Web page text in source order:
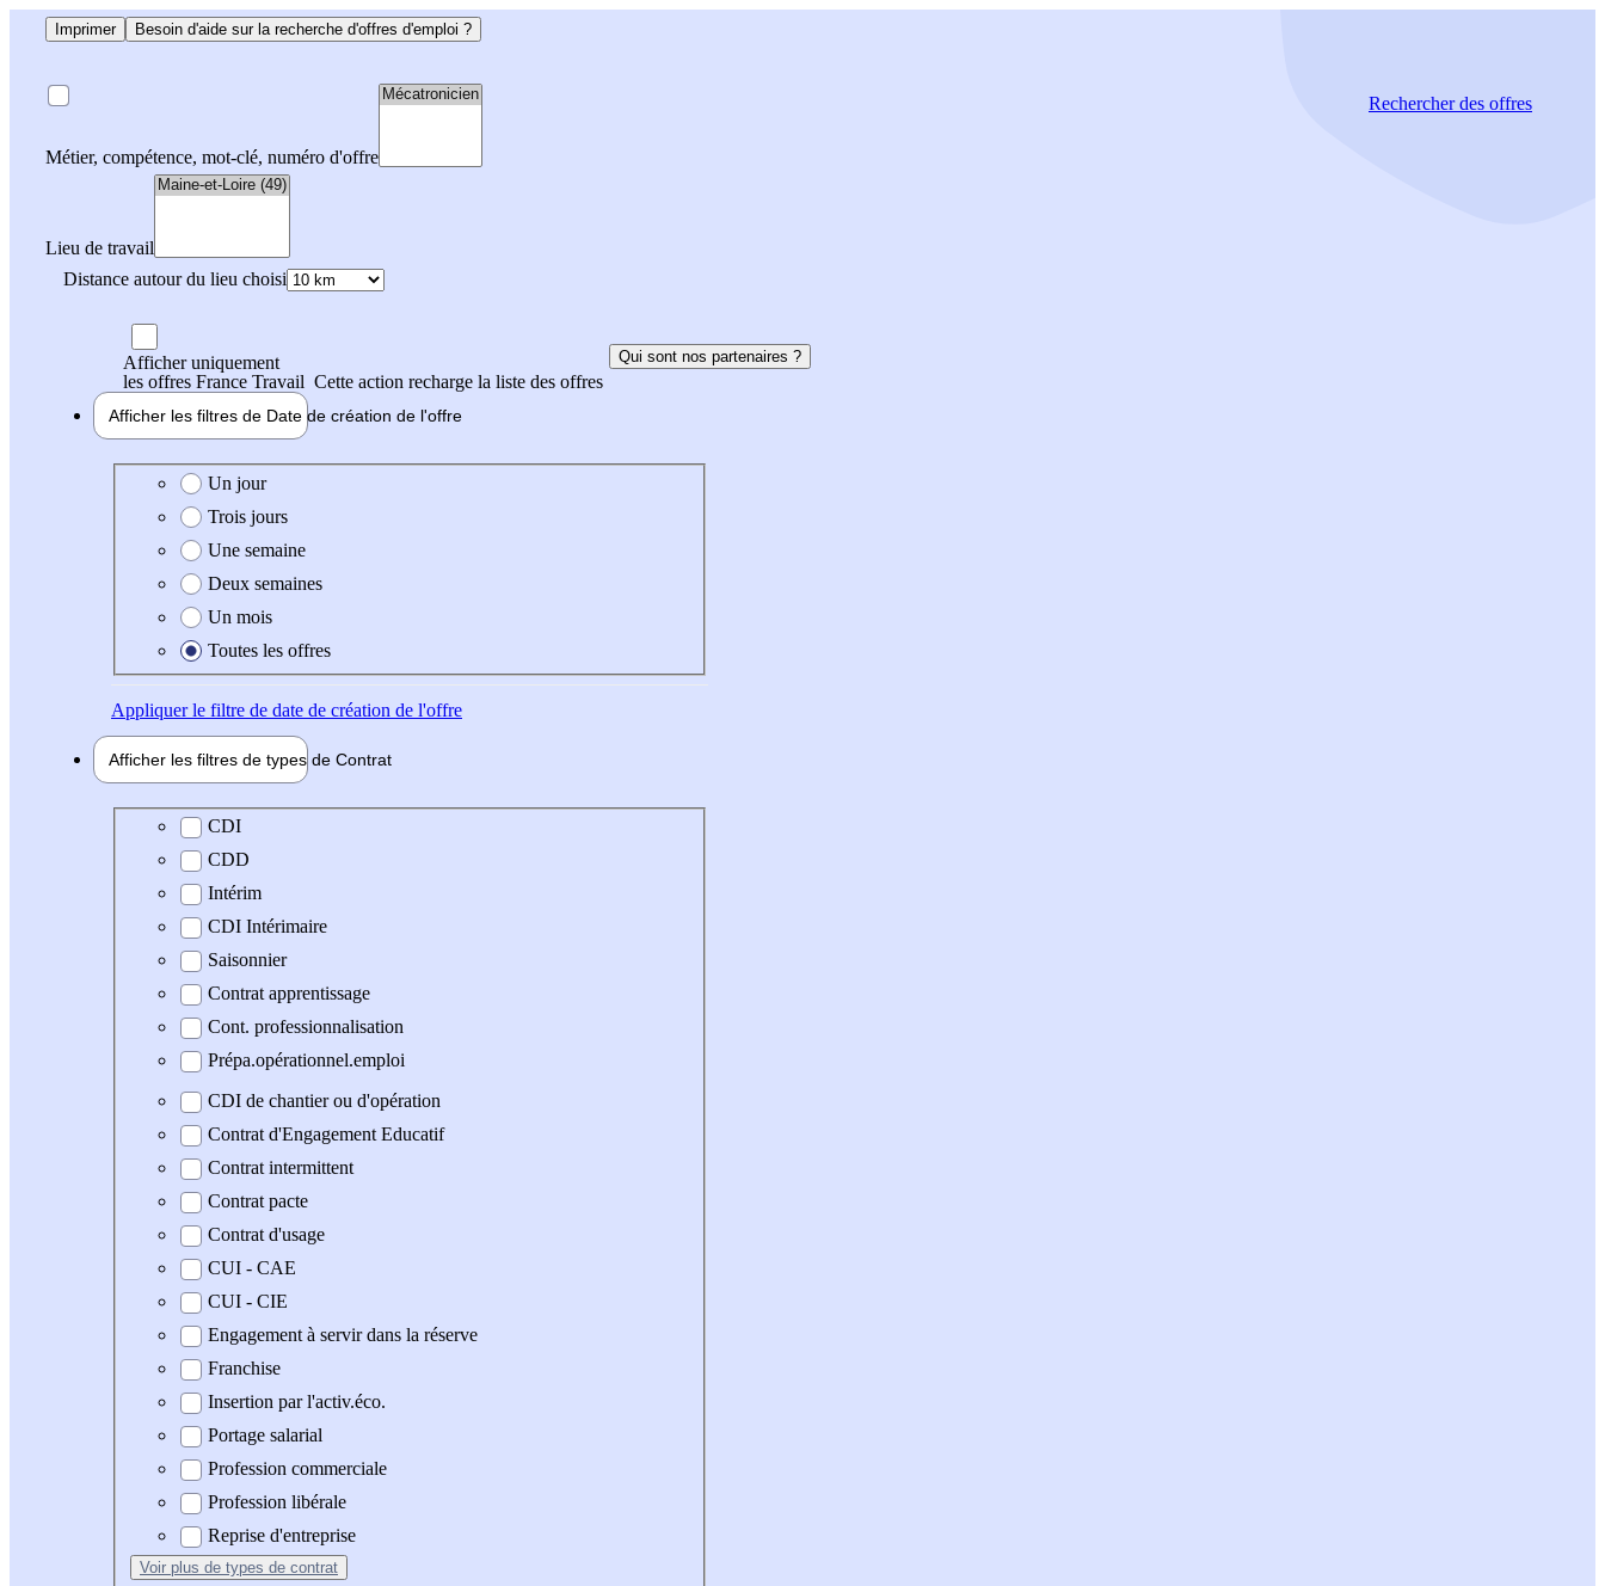
Imprimer Besoin d'aide sur la recherche d'offres d'emploi ?
Métier, compétence, mot-clé, numéro d'offre
Lieu de travail
Distance autour du lieu choisi
Rechercherdes offres
Afficher uniquement
les offres France Travail Cette action recharge la liste des offres
Qui sont nos partenaires ?
Afficher les filtres de Date de création de l'offre
Date de création de l'offre
Un jour
Trois jours
Une semaine
Deux semaines
Un mois
Toutes les offres
Appliquerle filtre de date de création de l'offre
Afficher les filtres de types de Contrat
Type de contrat
CDI
CDD
Intérim
CDI Intérimaire
Saisonnier
Contrat apprentissage
Cont. professionnalisation
Prépa.opérationnel.emploi
CDI de chantier ou d'opération
Contrat d'Engagement Educatif
Contrat intermittent
Contrat pacte
Contrat d'usage
CUI - CAE
CUI - CIE
Engagement à servir dans la réserve
Franchise
Insertion par l'activ.éco.
Portage salarial
Profession commerciale
Profession libérale
Reprise d'entreprise
Voir plus de types de contrat